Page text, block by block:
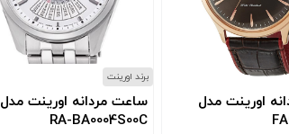
اورینت مدل
برند اورینت
ساعت مردانه اورینت مدل
RA-BA0004S00C